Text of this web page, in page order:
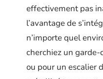
effectivement pas
l’avantage de
n’importe quel
cherchiez un
ou pour un escalier